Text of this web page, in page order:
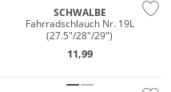
SCHWALBE
Fahrradschlauch Nr. 19L
(27.5"/28"/29")
11,99